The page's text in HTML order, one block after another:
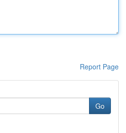
Report Page
Go